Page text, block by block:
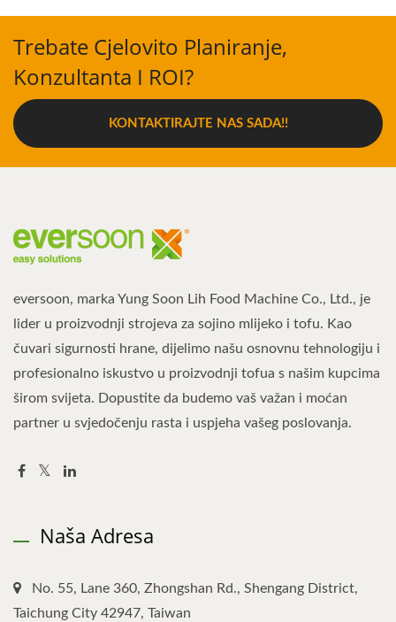
Trebate Cjelovito Planiranje,
Konzultanta I ROI?
KONTAKTIRAJTE NAS SADA!!
eversoon, marka Yung Soon Lih Food Machine Co., Ltd., je
lider u proizvodnji strojeva za sojino mlijeko i tofu. Kao
čuvari sigurnosti hrane, dijelimo našu osnovnu tehnologiju i
profesionalno iskustvo u proizvodnji tofua s našim kupcima
širom svijeta. Dopustite da budemo vaš važan i moćan
partner u svjedočenju rasta i uspjeha vašeg poslovanja.
Naša Adresa
No. 55, Lane 360, Zhongshan Rd., Shengang District,
Taichung City 42947, Taiwan